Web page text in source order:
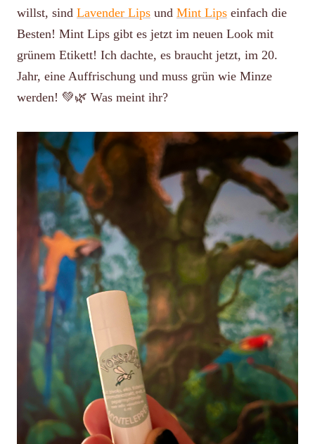
willst, sind Lavender Lips und Mint Lips einfach die
Besten! Mint Lips gibt es jetzt im neuen Look mit
grünem Etikett! Ich dachte, es braucht jetzt, im 20.
Jahr, eine Auffrischung und muss grün wie Minze
werden! 💚🌿 Was meint ihr?